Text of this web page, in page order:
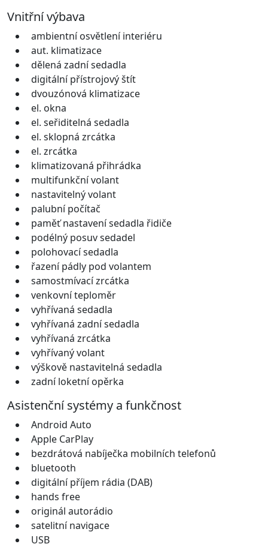
Vnitřní výbava
ambientní osvětlení interiéru
aut. klimatizace
dělená zadní sedadla
digitální přístrojový štít
dvouzónová klimatizace
el. okna
el. seřiditelná sedadla
el. sklopná zrcátka
el. zrcátka
klimatizovaná přihrádka
multifunkční volant
nastavitelný volant
palubní počítač
paměť nastavení sedadla řidiče
podélný posuv sedadel
polohovací sedadla
řazení pádly pod volantem
samostmívací zrcátka
venkovní teploměr
vyhřívaná sedadla
vyhřívaná zadní sedadla
vyhřívaná zrcátka
vyhřívaný volant
výškově nastavitelná sedadla
zadní loketní opěrka
Asistenční systémy a funkčnost
Android Auto
Apple CarPlay
bezdrátová nabíječka mobilních telefonů
bluetooth
digitální příjem rádia (DAB)
hands free
originál autorádio
satelitní navigace
USB